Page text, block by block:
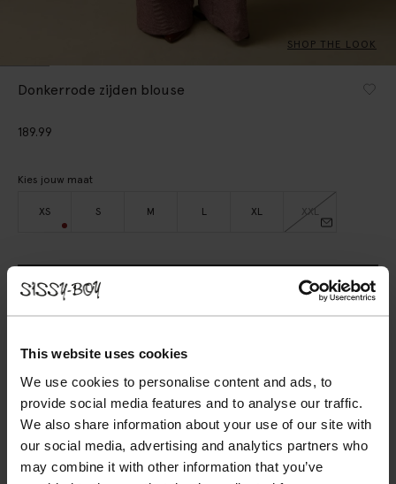
This website uses cookies
We use cookies to personalise content and ads, to
provide social media features and to analyse our traffic.
We also share information about your use of our site with
our social media, advertising and analytics partners who
may combine it with other information that you’ve
SHOP THE LOOK
Donkerrode zijden blouse
189.99
Kies jouw maat
XS S M L XL XXL
BEKIJK WINKELVOORRAAD
Gratis verzending naar winkel
Achteraf betalen
OMSCHRIJVING